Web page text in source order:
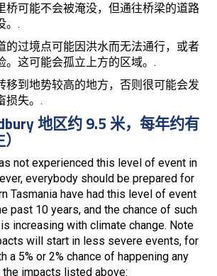
桥可能不会被淹没，但通往桥梁的道路
。.
的过境点可能因洪水而无法通行，或者
。这可能会孤立上方的区域。.
移到地势较高的地方，否则很可能会发
损失。.
地区约 9.5 米，每年约有
not experienced this level of event in
everybody should be prepared for
Tasmania have had this level of event
past 10 years, and the chance of such
increasing with climate change. Note
will start in less severe events, for
a 5% or 2% chance of happening any
the impacts listed above: